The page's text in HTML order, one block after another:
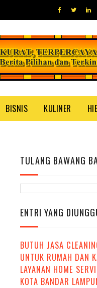
BISNIS KULINER
TULANG BAWANG
ENTRI YANG
BUTUH JASA
UNTUK RUMAH DAN
LAYANAN HOME
KOTA BANDAR